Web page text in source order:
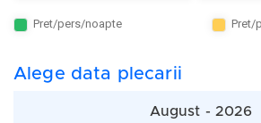
Pret/pers/noapte Pret/
Alege data plecarii
August - 2026